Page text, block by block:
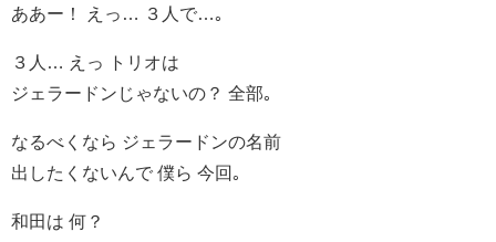
ああー！ えっ… ３人で…｡
３人… えっ トリオは
ジェラードンじゃないの？ 全部｡
なるべくなら ジェラードンの名前
出したくないんで 僕ら 今回｡
和田は 何？